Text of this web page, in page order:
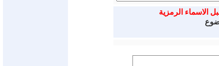
الاسماء الرمزية